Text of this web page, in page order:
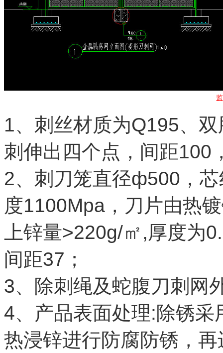
1、刺丝材质为Q195、
刺伸出四个点，间距100
2、刺刀笼直径ф500，
度1100Mpa，刀片由热
上锌量>220g/㎡,厚度为
间距37；
3、除刺绳及蛇腹刀刺网
4、产品表面处理:除锈
热浸锌进行防腐防锈，再